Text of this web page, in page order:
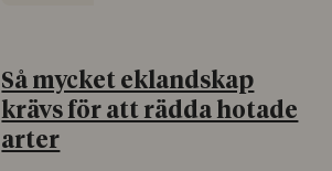
Så mycket eklandskap
krävs för att rädda hotade
arter